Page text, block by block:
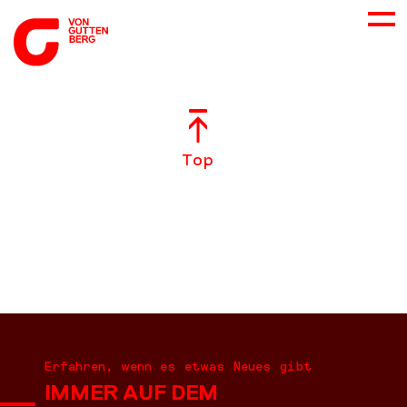
Top
Erfahren, wenn es etwas Neues gibt
IMMER AUF DEM